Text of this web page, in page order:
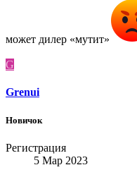
может дилер «мутит»
G
Grenui
Новичок
Регистрация
5 Мар 2023